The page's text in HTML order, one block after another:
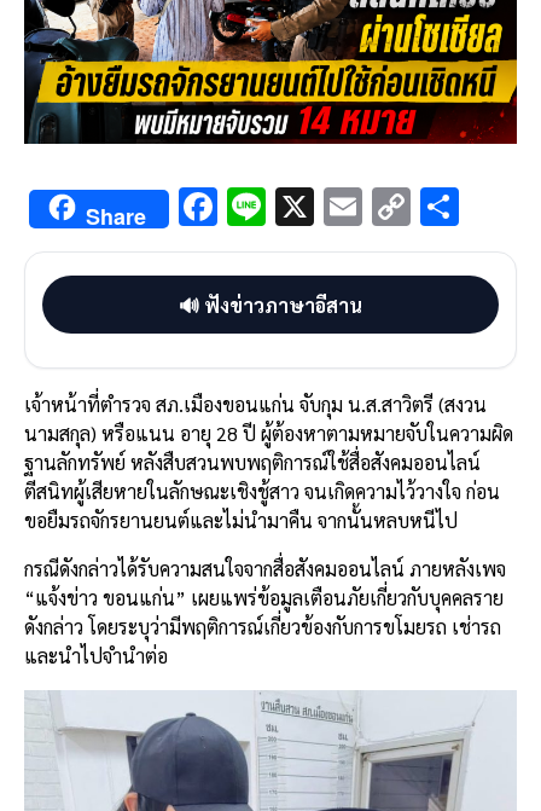
Share F
ac
e
b
o
o
k
Li
n
e
X E
m
ai
l
C
o
py
Li
n
k
h
ar
e
🔊 ฟังข่าวภาษาอีสาน
เจ้าหน้าที่ตำรวจ สภ.เมืองขอนแก่น จับกุม น.ส.สาวิตรี (สงวน
นามสกุล) หรือแนน อายุ 28 ปี ผู้ต้องหาตามหมายจับในความผิด
ฐานลักทรัพย์ หลังสืบสวนพบพฤติการณ์ใช้สื่อสังคมออนไลน์
ตีสนิทผู้เสียหายในลักษณะเชิงชู้สาว จนเกิดความไว้วางใจ ก่อน
ขอยืมรถจักรยานยนต์และไม่นำมาคืน จากนั้นหลบหนีไป
กรณีดังกล่าวได้รับความสนใจจากสื่อสังคมออนไลน์ ภายหลังเพจ
“แจ้งข่าว ขอนแก่น” เผยแพร่ข้อมูลเตือนภัยเกี่ยวกับบุคคลราย
ดังกล่าว โดยระบุว่ามีพฤติการณ์เกี่ยวข้องกับการขโมยรถ เช่ารถ
และนำไปจำนำต่อ